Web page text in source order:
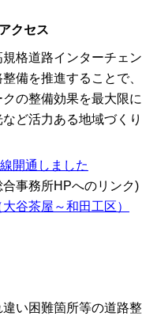
クセス
格道路インターチェン
備を推進することで、
の整備効果を最大限に
ど活力ある地域づくり
開通しました
合事務所HPへのリンク)
谷茶屋～和田工区）
い困難箇所等の道路整